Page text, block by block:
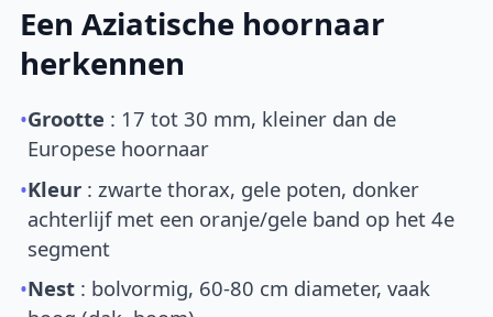
Een Aziatische hoornaar
herkennen
•Grootte : 17 tot 30 mm, kleiner dan de
Europese hoornaar
•Kleur : zwarte thorax, gele poten, donker
achterlijf met een oranje/gele band op het 4e
segment
•Nest : bolvormig, 60-80 cm diameter, vaak